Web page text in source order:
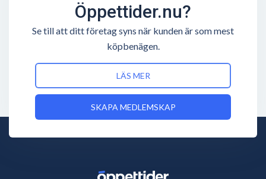
Öppettider.nu?
Se till att ditt företag syns när kunden är som mest
köpbenägen.
LÄS MER
SKAPA MEDLEMSKAP